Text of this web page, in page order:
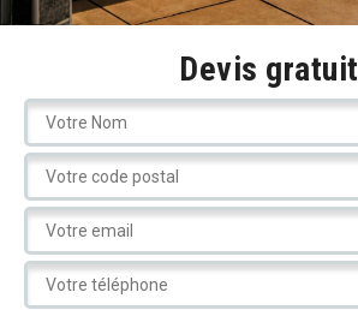
Devis gratuit